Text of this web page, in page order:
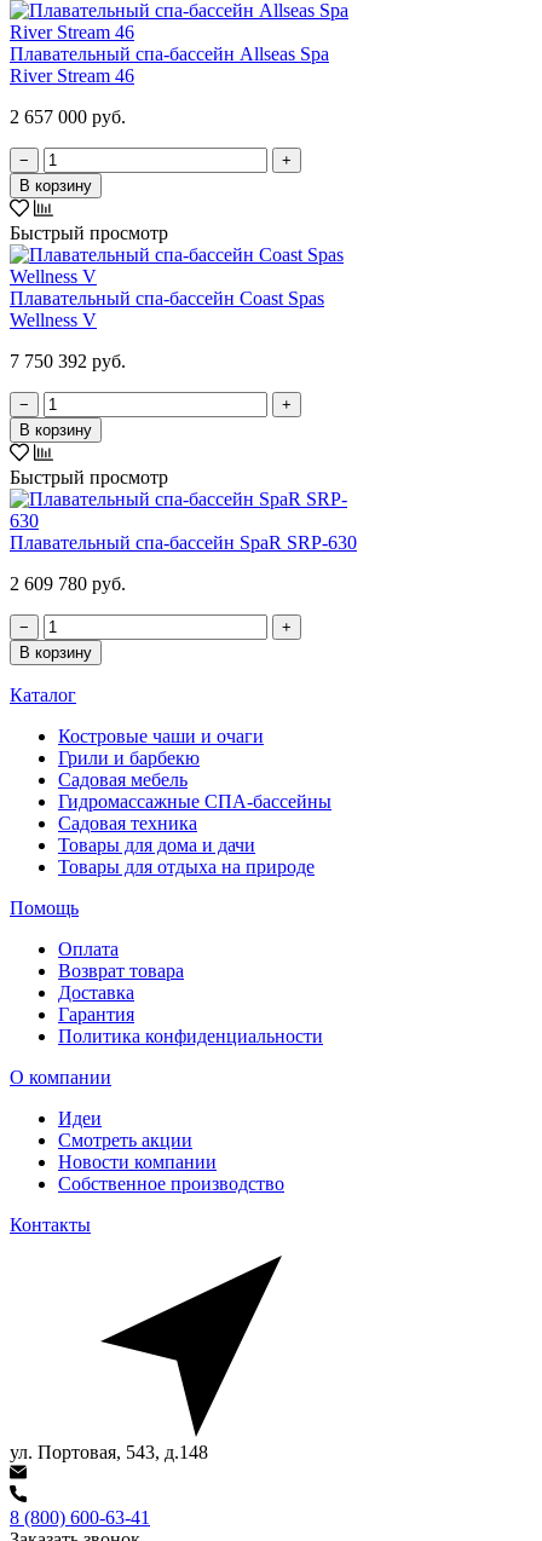
Плавательный спа-бассейн Allseas Spa
River Stream 46
2 657 000 руб.
−
+
В корзину
Быстрый просмотр
Плавательный спа-бассейн Coast Spas
Wellness V
7 750 392 руб.
−
+
В корзину
Быстрый просмотр
Плавательный спа-бассейн SpaR SRP-630
2 609 780 руб.
−
+
В корзину
Каталог
Костровые чаши и очаги
Грили и барбекю
Садовая мебель
Гидромассажные СПА-бассейны
Садовая техника
Товары для дома и дачи
Товары для отдыха на природе
Помощь
Оплата
Возврат товара
Доставка
Гарантия
Политика конфиденциальности
О компании
Идеи
Смотреть акции
Новости компании
Собственное производство
Контакты
ул. Портовая, 543, д.148
8 (800) 600-63-41